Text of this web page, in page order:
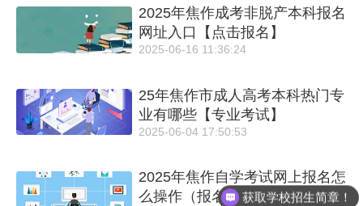
2025年焦作成考非脱产本科报名
网址入口【点击报名】
2025-06-16 11:36:24
25年焦作市成人高考本科热门专
业有哪些【专业考试】
2025-06-04 17:50:53
2025年焦作自学考试网上报名怎
么操作（报名条件）获取学校招生简章！